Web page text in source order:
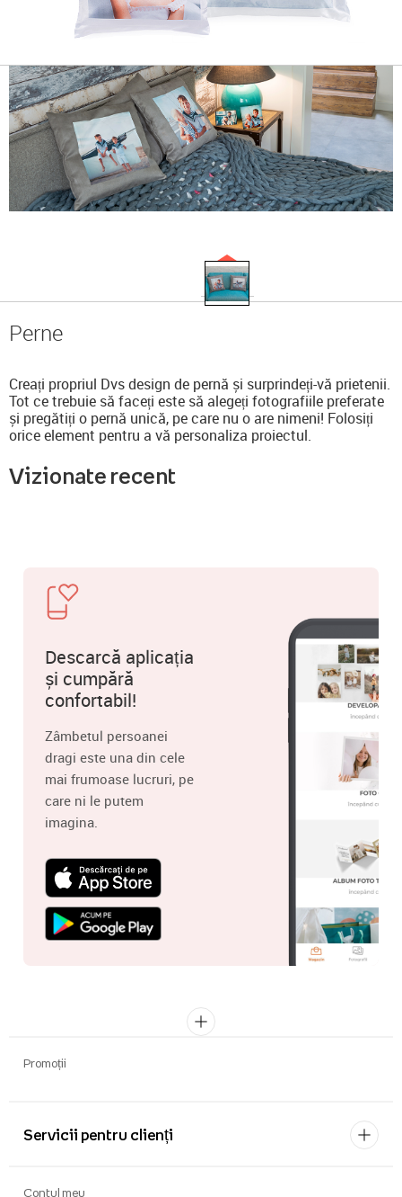
Perne
Creați propriul Dvs design de pernă și surprindeți-vă prietenii.
Tot ce trebuie să faceți este să alegeți fotografiile preferate
și pregătiți o pernă unică, pe care nu o are nimeni! Folosiți
orice element pentru a vă personaliza proiectul.
Vizionate recent
Descarcă aplicația
și cumpără
confortabil!
Zâmbetul persoanei
dragi este una din cele
mai frumoase lucruri, pe
care ni le putem
imagina.
Promoții
Servicii pentru clienți
Contul meu